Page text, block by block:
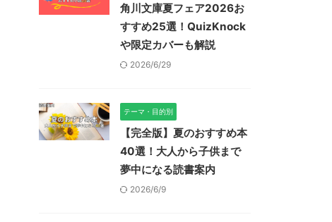
角川文庫夏フェア2026お
すすめ25選！QuizKnock
や限定カバーも解説
2026/6/29
テーマ・目的別
【完全版】夏のおすすめ本
40選！大人から子供まで
夢中になる読書案内
2026/6/9